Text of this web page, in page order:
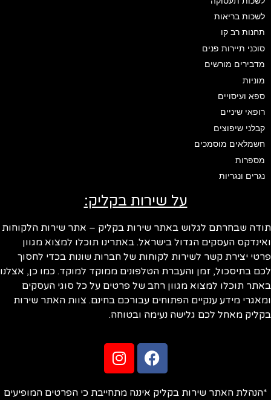
לשכות בריאות
תחנות רב קו
סוכני תיירות פנים
מדבירים מורשים
מוניות
ספא ועיסויים
רופאי שיניים
קבלני שיפוצים
חשמלאים מוסמכים
מספרות
נגרים ונגריות
על שירות בקליק:
שבחרתם לגלוש באתר שירות בקליק – אתר שירות הלקוחות
העסקים הגדול בישראל. באתרינו תוכלו למצוא מגוון
יצירת קשר לשירות לקוחות של חברות שונות בכדי לחסוך
בתיסכול, זמן והעברת הטלפונים ממוקד למוקד. כמו כן, אצלנו
תוכלו למצוא מגוון רחב של פרטים על כל סוגי העסקים
מידע ענקיים הפתוחים עבורכם בחינם. צוות האתר שירות
מאחל לכם גלישה נעימה ובטוחה.
האתר שירות בקליק איננה מתחייבת כי הפרטים המופיעים